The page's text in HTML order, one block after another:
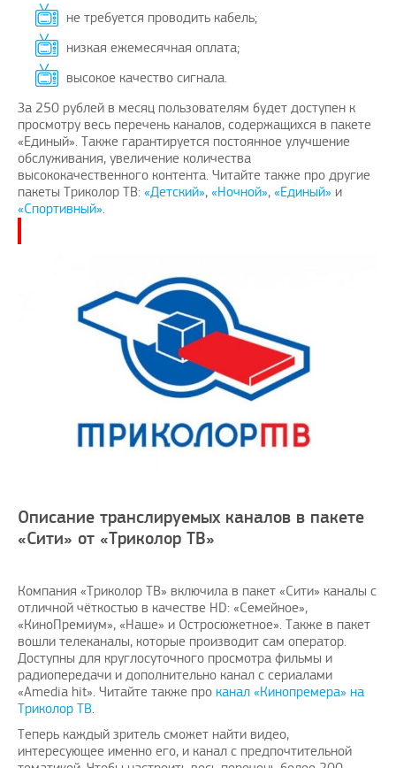
не требуется проводить кабель;
низкая ежемесячная оплата;
высокое качество сигнала.
За 250 рублей в месяц пользователям будет доступен к
просмотру весь перечень каналов, содержащихся в пакете
«Единый». Также гарантируется постоянное улучшение
обслуживания, увеличение количества
высококачественного контента. Читайте также про другие
пакеты Триколор ТВ: «Детский», «Ночной», «Единый» и
«Спортивный».
Описание транслируемых каналов в пакете
«Сити» от «Триколор ТВ»
Компания «Триколор ТВ» включила в пакет «Сити» каналы с
отличной чёткостью в качестве HD: «Семейное»,
«КиноПремиум», «Наше» и Остросюжетное». Также в пакет
вошли телеканалы, которые производит сам оператор.
Доступны для круглосуточного просмотра фильмы и
радиопередачи и дополнительно канал с сериалами
«Amedia hit». Читайте также про канал «Кинопремера» на
Триколор ТВ.
Теперь каждый зритель сможет найти видео,
интересующее именно его, и канал с предпочтительной